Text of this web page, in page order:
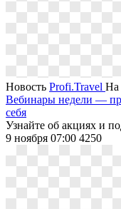
Новость Profi.Travel На
Вебинары недели —
себя
Узнайте об акциях и
9 ноября 07:00 4250